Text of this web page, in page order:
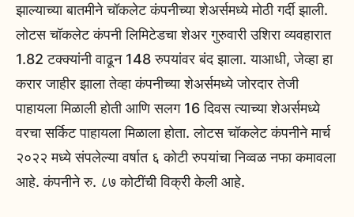
झाल्याच्या बातमीने चॉकलेट कंपनीच्या शेअर्समध्ये मोठी गर्दी झाली.
लोटस चॉकलेट कंपनी लिमिटेडचा शेअर गुरुवारी उशिरा व्यवहारात
1.82 टक्क्यांनी वाढून 148 रुपयांवर बंद झाला. याआधी, जेव्हा हा
करार जाहीर झाला तेव्हा कंपनीच्या शेअर्समध्ये जोरदार तेजी
पाहायला मिळाली होती आणि सलग 16 दिवस त्याच्या शेअर्समध्ये
वरचा सर्किट पाहायला मिळाला होता. लोटस चॉकलेट कंपनीने मार्च
२०२२ मध्ये संपलेल्या वर्षात ६ कोटी रुपयांचा निव्वळ नफा कमावला
आहे. कंपनीने रु. ८७ कोटींची विक्री केली आहे.